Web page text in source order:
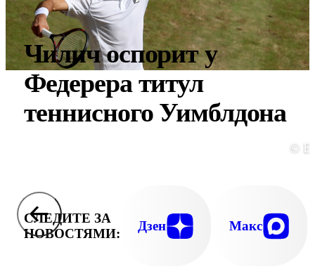
Чилич оспорит у
Федерера титул
теннисного Уимблдона
©
СЛЕДИТЕ ЗА
НОВОСТЯМИ:
Дзен Макс